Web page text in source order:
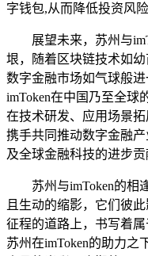
字钱包,从而降低投资风险
展望未来，苏州与
垠，随着区块链技术如
数字金融市场如气球般
imToken在中国乃至全球
在技术研发、应用场景
携手共同推动数字金融
及全球金融科技的进步贡
苏州与imToken的相
且生动的缩影，它们彼
征程的道路上，书写着
苏州在imToken的助力之